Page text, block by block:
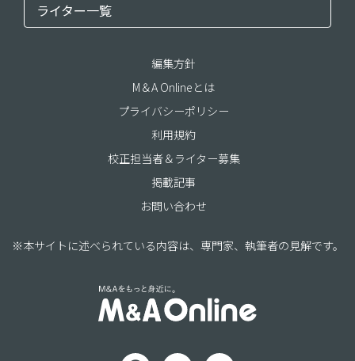
ライター一覧
編集方針
M＆A Onlineとは
プライバシーポリシー
利用規約
校正担当者＆ライター募集
掲載記事
お問い合わせ
※本サイトに述べられている内容は、専門家、執筆者の見解です。